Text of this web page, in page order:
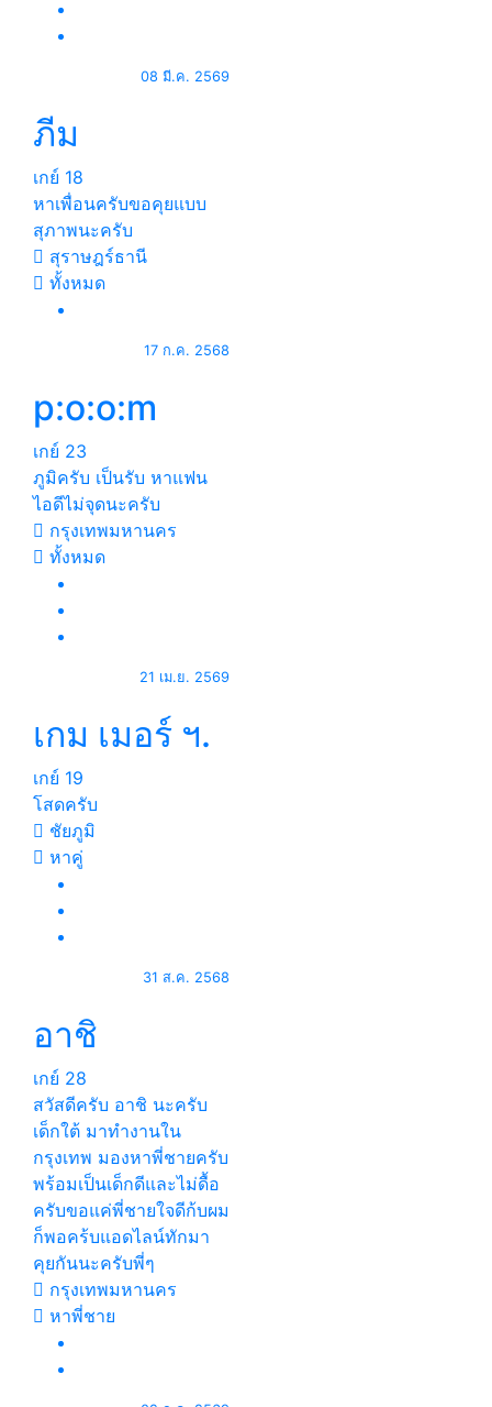
08 มี.ค. 2569
ภีม
เกย์ 18
หาเพื่อนครับขอคุยแบบ
สุภาพนะครับ
สุราษฎร์ธานี
ทั้งหมด
17 ก.ค. 2568
p:o:o:m
เกย์ 23
ภูมิครับ เป็นรับ หาแฟน
ไอดีไม่จุดนะครับ
กรุงเทพมหานคร
ทั้งหมด
21 เม.ย. 2569
เกม เมอร์ ฯ.
เกย์ 19
โสดครับ
ชัยภูมิ
หาคู่
31 ส.ค. 2568
อาชิ
เกย์ 28
สวัสดีครับ อาชิ นะครับ
เด็กใต้ มาทำงานใน
กรุงเทพ มองหาพี่ชายครับ
พร้อมเป็นเด็กดีและไม่ดื้อ
ครับขอแค่พี่ชายใจดีก้บผม
ก็พอคร้บแอดไลน์ทักมา
คุยกันนะครับพี่ๆ
กรุงเทพมหานคร
หาพี่ชาย